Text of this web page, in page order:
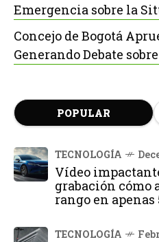
Emergencia sobre la
Concejo de Bogotá
Generando Debate
POPULAR
TECNOLOGÍA
Vídeo
grabación cómo
rango en
TECNOLOGÍA